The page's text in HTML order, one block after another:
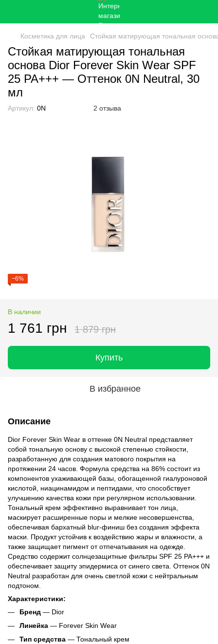
Косметика для лица Стойкая матирующая тональная
Стойкая матирующая тональная
основа Dior Forever Skin Wear SPF
25 PA+++ — Оттенок 0N Neutral, 30
мл
Артикул: 0N 2 отзыва
−6%
В наличии
1 761 грн 1 879 грн
Купить
В избранное
Описание
Dior Forever Skin Wear в оттенке 0N Neutral представляет
собой тональную основу с высокой степенью стойкости,
разработанную для создания матового покрытия на
протяжении 24 часов. Формула средства на 86% состоит из
компонентов ухаживающей базы, обогащенной гиалуроновой
кислотой, ниацинамидом и пептидами, что способствует
улучшению качества кожи при регулярном использовании.
Тональный крем эффективно выравнивает тон лица,
маскирует расширенные поры и мелкие несовершенства,
обеспечивая бархатный blur-финиш без создания эффекта
маски. Продукт устойчив к воздействию жары и влажности, а
также защищает пигмент от отпечатывания на одежде.
Средство содержит солнцезащитные фильтры SPF 25 PA+++ и
обеспечивает защиту эпидермиса от синего света. Оттенок 0N
Neutral разработан для очень светлой кожи с нейтральным
подтоном.
Характеристики:
Бренд — Dior
Линейка — Forever Skin Wear
Тип средства — Тональный крем